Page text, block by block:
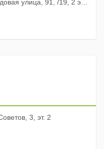
улица, 91, /19, 2 этаж
3, эт. 2